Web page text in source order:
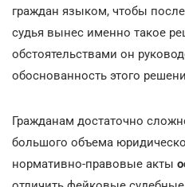
граждан языком, чтобы
судья вынес именно такое
обстоятельствами он
обоснованность этого
Гражданам достаточно
большого объема
нормативно-правовые акты